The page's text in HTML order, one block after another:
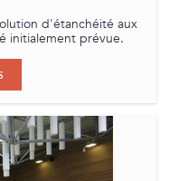
d'étanchéité aux
initialement prévue.